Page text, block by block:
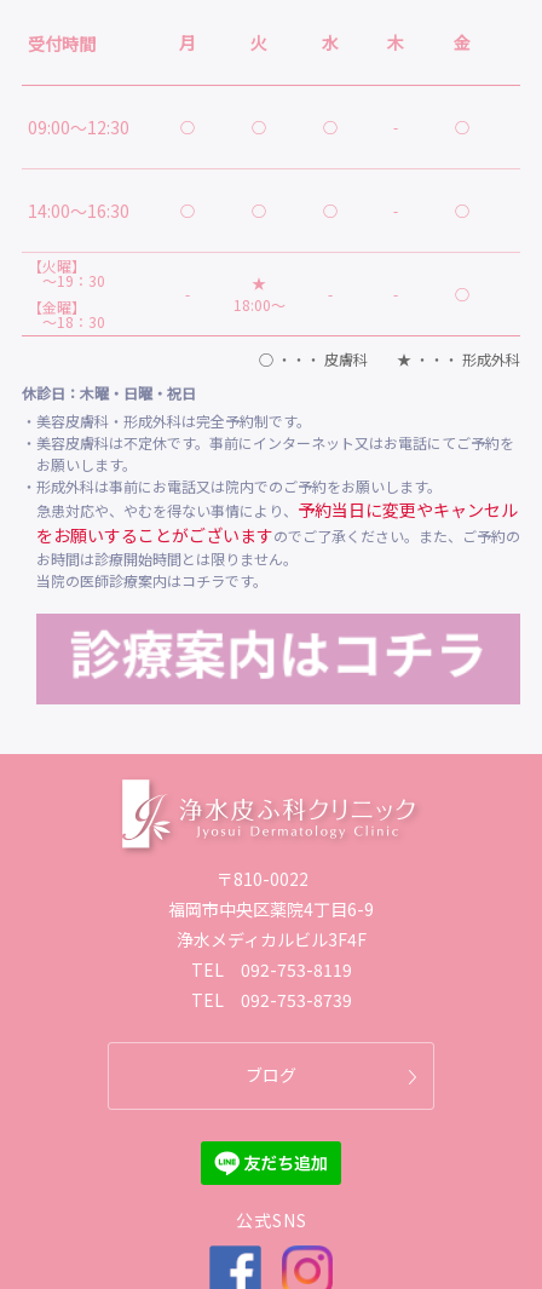
受付時間 月 火 水 木 金
09:00～12:30 ○ ○ ○ - ○
14:00～16:30 ○ ○ ○ - ○
【火曜】
～19：30
【金曜】
～18：30
-
★
18:00～
- - ○
○ ・・・ 皮膚科 ★ ・・・ 形成外科
休診日：木曜・日曜・祝日
・美容皮膚科・形成外科は完全予約制です。
・美容皮膚科は不定休です。事前にインターネット又はお電話にてご予約を
お願いします。
・形成外科は事前にお電話又は院内でのご予約をお願いします。
急患対応や、やむを得ない事情により、 予約当日に変更やキャンセル
をお願いすることがございますのでご了承ください。また、ご予約の
お時間は診療開始時間とは限りません。
当院の医師診療案内はコチラです。
〒810-0022
福岡市中央区薬院4丁目6-9
浄水メディカルビル3F4F
TEL 092-753-8119
TEL 092-753-8739
ブログ
公式SNS